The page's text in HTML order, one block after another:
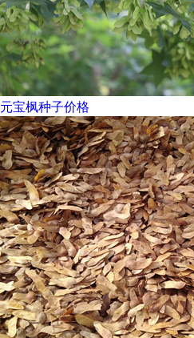
元宝枫种子价格